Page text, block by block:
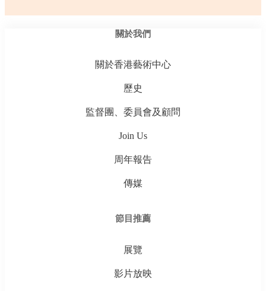
關於我們
關於香港藝術中心
歷史
監督團、委員會及顧問
Join Us
周年報告
傳媒
節目推薦
展覽
影片放映